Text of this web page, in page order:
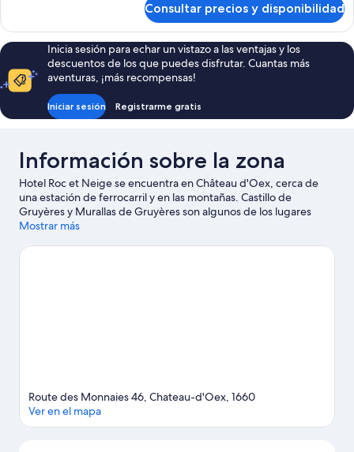
cuádruple
Consultar precios y disponibilidad
Inicia sesión para echar un vistazo a las ventajas y los
descuentos de los que puedes disfrutar. Cuantas más
aventuras, ¡más recompensas!
Iniciar sesión Registrarme gratis
Información sobre la zona
Hotel Roc et Neige se encuentra en Château d'Oex, cerca de
una estación de ferrocarril y en las montañas. Castillo de
Gruyères y Murallas de Gruyères son algunos de los lugares
emblemáticos de la región, donde también puedes ir de
Montreux. Marmot's Paradise (parque) y Ferrocarril del Museo
Mostrar más
Route des Monnaies 46, Chateau-d'Oex, 1660
Ver en el mapa